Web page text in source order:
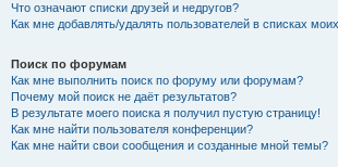
Что означают списки друзей и недругов?
Как мне добавлять/удалять пользователей в списках
Поиск по форумам
Как мне выполнить поиск по форуму или форумам?
Почему мой поиск не даёт результатов?
В результате моего поиска я получил пустую страницу!
Как мне найти пользователя конференции?
Как мне найти свои сообщения и созданные мной темы?